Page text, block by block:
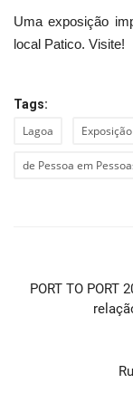
Uma exposição
local Patico. Visite!
Tags:
Lagoa
de Pessoa em
PORT TO